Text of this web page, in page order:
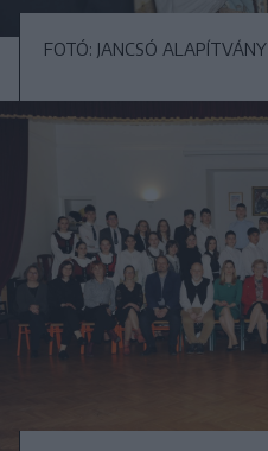
FOTÓ: JANCSÓ ALAPÍTVÁNY